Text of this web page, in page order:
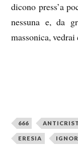
dicono press’a
nessuna e, da
massonica,
666
ERESIA